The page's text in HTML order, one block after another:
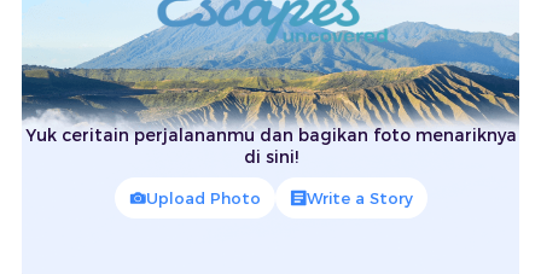
Yuk ceritain perjalananmu dan bagikan foto menariknya
di sini!
Upload Photo Write a Story